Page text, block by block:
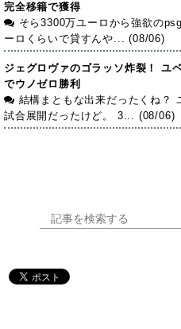
完全移籍で獲得
そら3300万ユーロから強欲の
ーロくらいで貸すんや... (08/06)
ジェグロヴァのゴラッソ炸裂！ ユ
でウノゼロ勝利
結構まともな出来だったくね？
試合展開だったけど。 3... (08/06)